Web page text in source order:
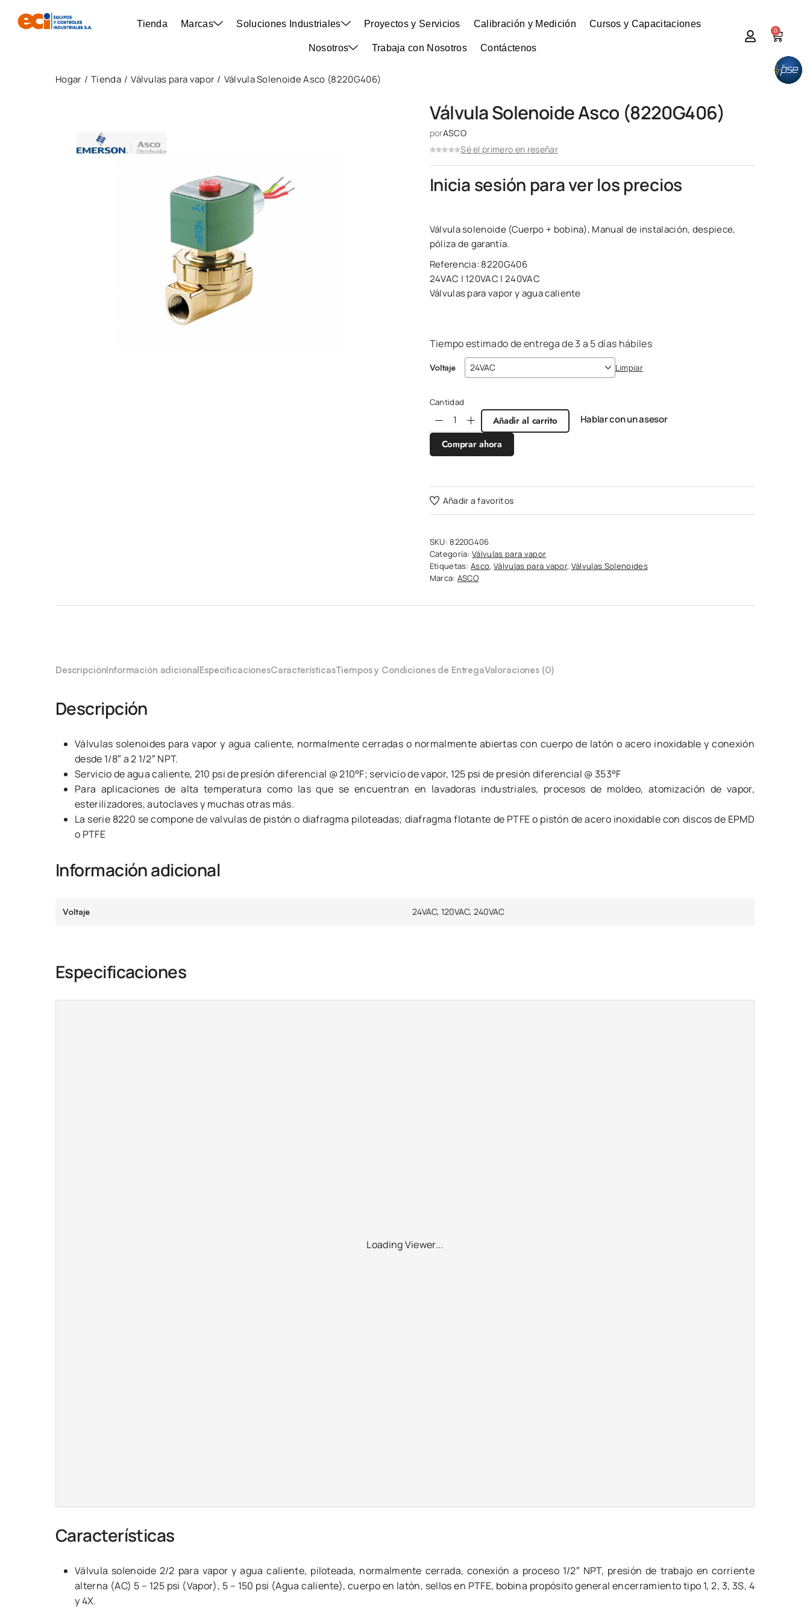
Tienda Marcas Soluciones Industriales Proyectos y Servicios Calibración y Medición Cursos y Capacitaciones
Nosotros Trabaja con Nosotros Contáctenos
0
Hogar Tienda Válvulas para vapor Válvula Solenoide Asco (8220G406)
Válvula Solenoide Asco (8220G406)
porASCO
Sé el primero en reseñar
Inicia sesión para ver los precios
Válvula solenoide (Cuerpo + bobina), Manual de instalación, despiece,
póliza de garantía.
Referencia: 8220G406
24VAC | 120VAC | 240VAC
Válvulas para vapor y agua caliente
Tiempo estimado de entrega de 3 a 5 días hábiles
Voltaje Limpiar
Cantidad
Añadir al carrito Hablar con un asesor
Comprar ahora
Añadir a favoritos
SKU:8220G406
Categoría:Válvulas para vapor
Etiquetas:Asco,Válvulas para vapor, Válvulas Solenoides
Marca: ASCO
DescripciónInformación adicionalEspecificacionesCaracterísticasTiempos y Condiciones de EntregaValoraciones (0)
Descripción
Válvulas solenoides para vapor y agua caliente, normalmente cerradas o normalmente abiertas con cuerpo de latón o acero inoxidable y conexión
desde 1/8″ a 2 1/2″ NPT.
Servicio de agua caliente, 210 psi de presión diferencial @ 210°F; servicio de vapor, 125 psi de presión diferencial @ 353°F
Para aplicaciones de alta temperatura como las que se encuentran en lavadoras industriales, procesos de moldeo, atomización de vapor,
esterilizadores, autoclaves y muchas otras más.
La serie 8220 se compone de valvulas de pistón o diafragma piloteadas; diafragma flotante de PTFE o pistón de acero inoxidable con discos de EPMD
o PTFE
Información adicional
Voltaje 24VAC, 120VAC, 240VAC
Especificaciones
Loading Viewer...
Características
Válvula solenoide 2/2 para vapor y agua caliente, piloteada, normalmente cerrada, conexión a proceso 1/2″ NPT, presión de trabajo en corriente
alterna (AC) 5 – 125 psi (Vapor), 5 – 150 psi (Agua caliente), cuerpo en latón, sellos en PTFE, bobina propósito general encerramiento tipo 1, 2, 3, 3S, 4
y 4X.